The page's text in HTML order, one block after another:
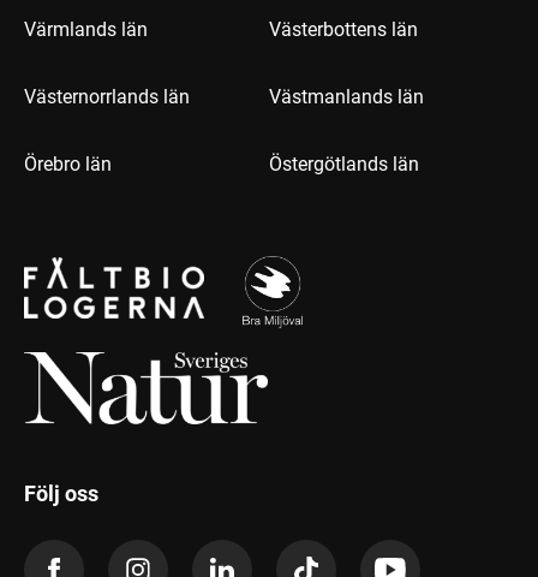
Värmlands län Västerbottens län
Västernorrlands län Västmanlands län
Örebro län Östergötlands län
Följ oss